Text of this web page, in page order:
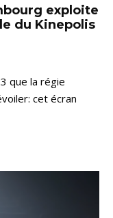
exploite
du Kinepolis
que la régie
cet écran